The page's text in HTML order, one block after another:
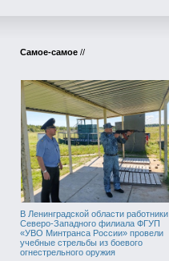
Самое-самое //
В Ленинградской области работники
Северо-Западного филиала ФГУП
«УВО Минтранса России» провели
учебные стрельбы из боевого
огнестрельного оружия